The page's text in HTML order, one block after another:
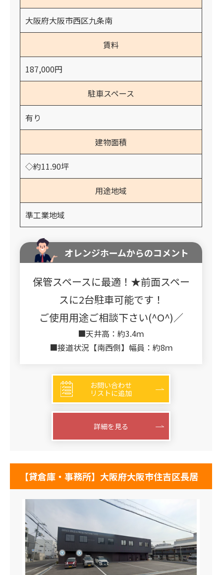
大阪府大阪市西区九条南
賃料
187,000円
駐車スペース
有り
建物面積
◇約11.90坪
用途地域
準工業地域
オレンジホームからのコメント
保管スペースに最適！★前面スペー
スに2台駐車可能です！
ご使用用途ご相談下さい(^O^)／
■天井高：約3.4ｍ
■接道状況【南西側】幅員：約8ｍ
お問い合わせ
リストに追加
詳細を見る
【貸倉庫・事務所】大阪府大阪市住吉区長居